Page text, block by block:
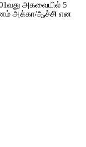
அகவையில் 5
அக்கா/ஆச்சி என